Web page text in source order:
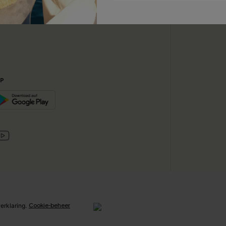
Basis
Cookie-beheer